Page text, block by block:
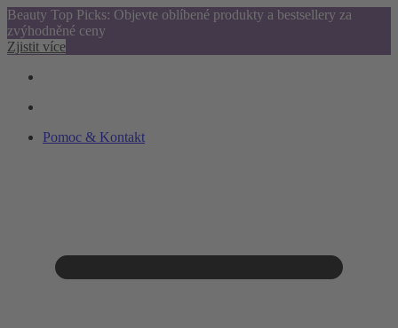
Beauty Top Picks: Objevte oblíbené produkty a bestsellery za
zvýhodněné ceny
Zjistit více
Pomoc & Kontakt